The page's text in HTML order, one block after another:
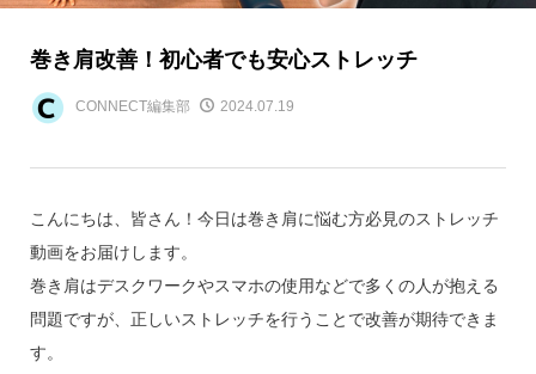
巻き肩改善！初心者でも安心ストレッチ
CONNECT編集部 2024.07.19
こんにちは、皆さん！今日は巻き肩に悩む方必見のストレッチ
動画をお届けします。
巻き肩はデスクワークやスマホの使用などで多くの人が抱える
問題ですが、正しいストレッチを行うことで改善が期待できま
す。